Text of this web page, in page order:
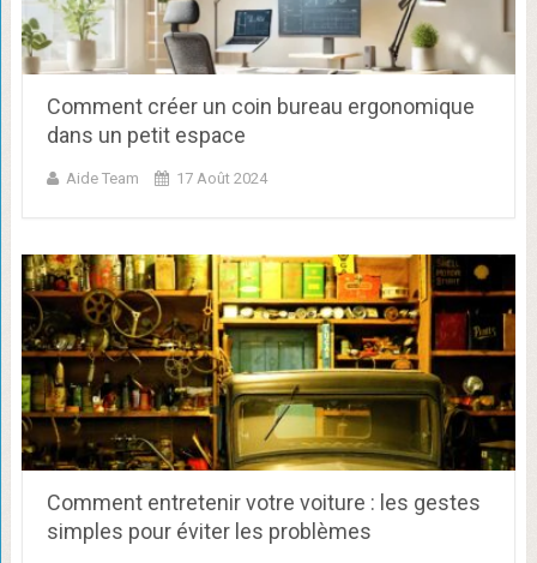
Comment créer un coin bureau ergonomique
dans un petit espace
Aide Team 17 Août 2024
Comment entretenir votre voiture : les gestes
simples pour éviter les problèmes